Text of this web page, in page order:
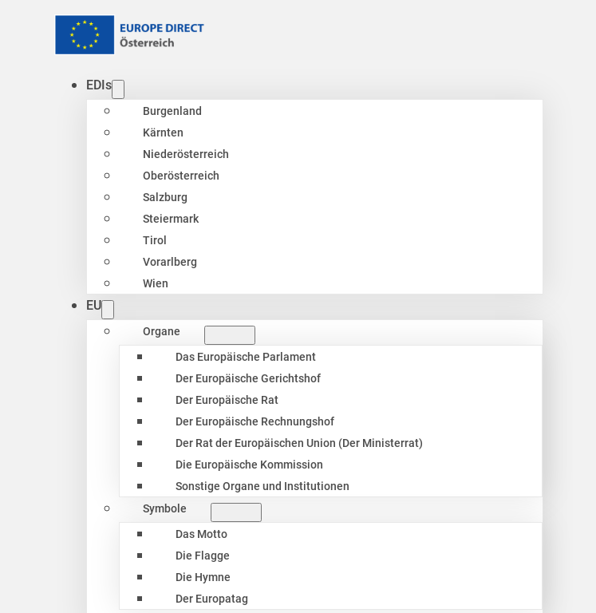
EDIs
Burgenland
Kärnten
Niederösterreich
Oberösterreich
Salzburg
Steiermark
Tirol
Vorarlberg
Wien
EU
Organe
Das Europäische Parlament
Der Europäische Gerichtshof
Der Europäische Rat
Der Europäische Rechnungshof
Der Rat der Europäischen Union (Der Ministerrat)
Die Europäische Kommission
Sonstige Organe und Institutionen
Symbole
Das Motto
Die Flagge
Die Hymne
Der Europatag